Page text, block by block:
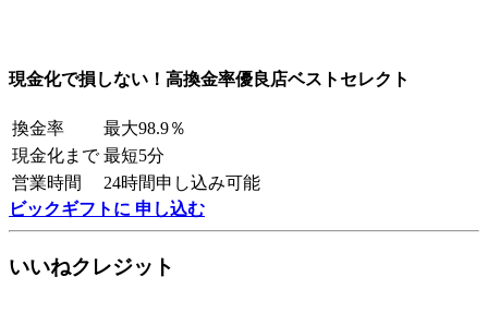
現金化で損しない！高換金率優良店ベストセレクト
換金率
最大98.9％
現金化まで 最短5分
営業時間
24時間申し込み可能
ビックギフトに 申し込む
いいねクレジット